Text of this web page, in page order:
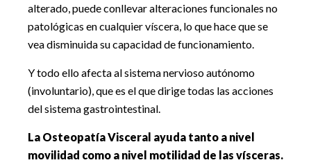
alterado, puede conllevar alteraciones funcionales no
patológicas en cualquier víscera, lo que hace que se
vea disminuida su capacidad de funcionamiento.
Y todo ello afecta al sistema nervioso autónomo
(involuntario), que es el que dirige todas las acciones
del sistema gastrointestinal.
La Osteopatía Visceral ayuda tanto a nivel
movilidad como a nivel motilidad de las vísceras.